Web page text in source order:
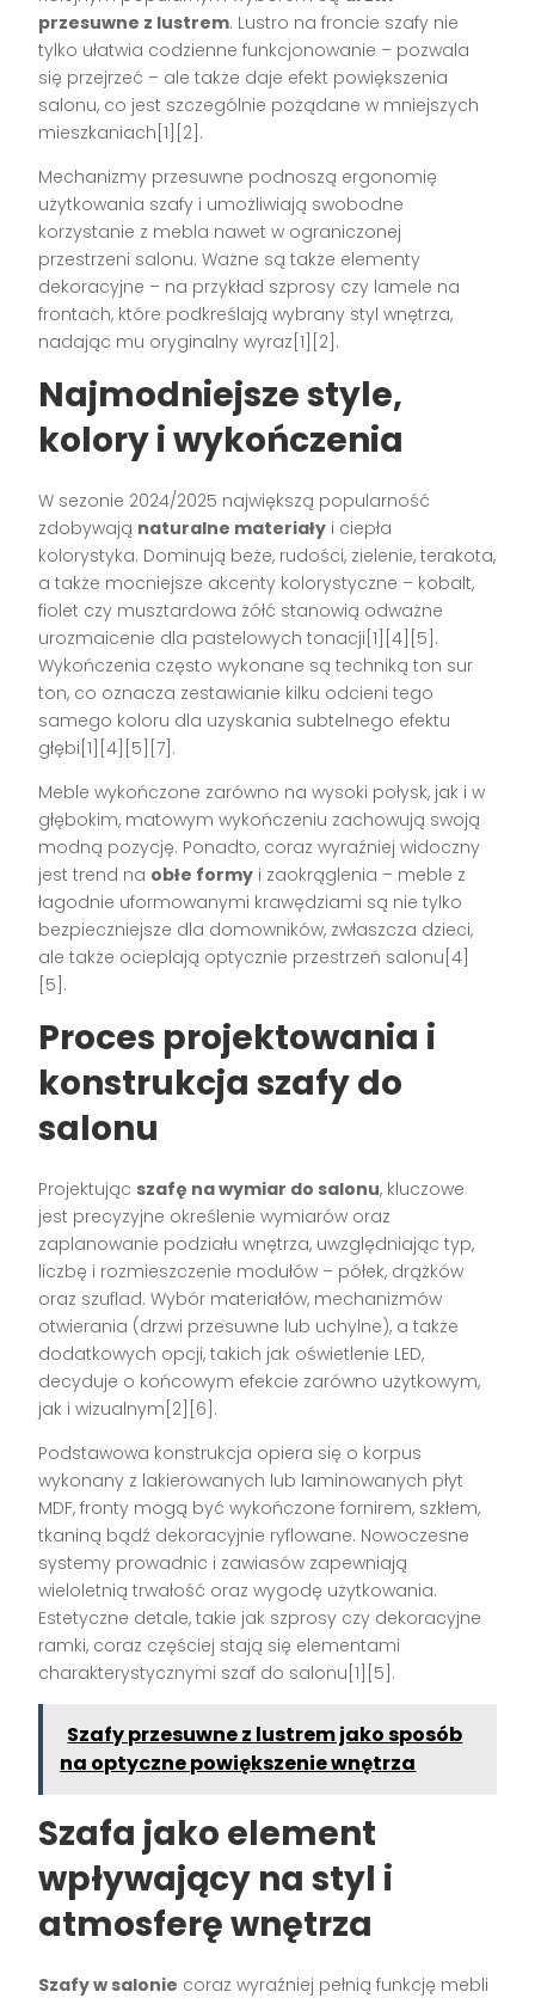
przesuwne z lustrem. Lustro na froncie szafy nie
tylko ułatwia codzienne funkcjonowanie – pozwala
się przejrzeć – ale także daje efekt powiększenia
salonu, co jest szczególnie pożądane w mniejszych
mieszkaniach[1][2].
Mechanizmy przesuwne podnoszą ergonomię
użytkowania szafy i umożliwiają swobodne
korzystanie z mebla nawet w ograniczonej
przestrzeni salonu. Ważne są także elementy
dekoracyjne – na przykład szprosy czy lamele na
frontach, które podkreślają wybrany styl wnętrza,
nadając mu oryginalny wyraz[1][2].
Najmodniejsze style,
kolory i wykończenia
W sezonie 2024/2025 największą popularność
zdobywają naturalne materiały i ciepła
kolorystyka. Dominują beże, rudości, zielenie, terakota,
a także mocniejsze akcenty kolorystyczne – kobalt,
fiolet czy musztardowa żółć stanowią odważne
urozmaicenie dla pastelowych tonacji[1][4][5].
Wykończenia często wykonane są techniką ton sur
ton, co oznacza zestawianie kilku odcieni tego
samego koloru dla uzyskania subtelnego efektu
głębi[1][4][5][7].
Meble wykończone zarówno na wysoki połysk, jak i w
głębokim, matowym wykończeniu zachowują swoją
modną pozycję. Ponadto, coraz wyraźniej widoczny
jest trend na obłe formy i zaokrąglenia – meble z
łagodnie uformowanymi krawędziami są nie tylko
bezpieczniejsze dla domowników, zwłaszcza dzieci,
ale także ocieplają optycznie przestrzeń salonu[4]
[5].
Proces projektowania i
konstrukcja szafy do
salonu
Projektując szafę na wymiar do salonu, kluczowe
jest precyzyjne określenie wymiarów oraz
zaplanowanie podziału wnętrza, uwzględniając typ,
liczbę i rozmieszczenie modułów – półek, drążków
oraz szuflad. Wybór materiałów, mechanizmów
otwierania (drzwi przesuwne lub uchylne), a także
dodatkowych opcji, takich jak oświetlenie LED,
decyduje o końcowym efekcie zarówno użytkowym,
jak i wizualnym[2][6].
Podstawowa konstrukcja opiera się o korpus
wykonany z lakierowanych lub laminowanych płyt
MDF, fronty mogą być wykończone fornirem, szkłem,
tkaniną bądź dekoracyjnie ryflowane. Nowoczesne
systemy prowadnic i zawiasów zapewniają
wieloletnią trwałość oraz wygodę użytkowania.
Estetyczne detale, takie jak szprosy czy dekoracyjne
ramki, coraz częściej stają się elementami
charakterystycznymi szaf do salonu[1][5].
Szafy przesuwne z lustrem jako sposób
na optyczne powiększenie wnętrza
Szafa jako element
wpływający na styl i
atmosferę wnętrza
Szafy w salonie coraz wyraźniej pełnią funkcję mebli